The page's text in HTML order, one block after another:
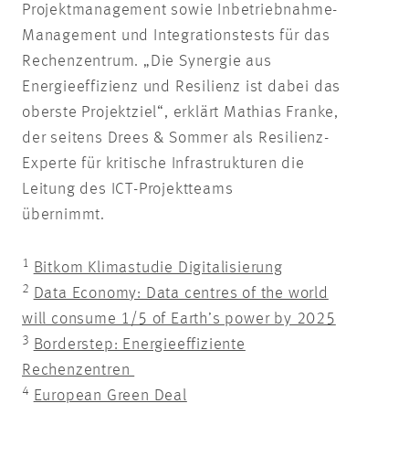
Projektmanagement sowie Inbetriebnahme-
Management und Integrationstests für das
Rechenzentrum. „Die Synergie aus
Energieeffizienz und Resilienz ist dabei das
oberste Projektziel“, erklärt Mathias Franke,
der seitens Drees & Sommer als Resilienz-
Experte für kritische Infrastrukturen die
Leitung des ICT-Projektteams
übernimmt.
1 Bitkom Klimastudie Digitalisierung
2
Data Economy: Data centres of the world
will consume 1/5 of Earth’s power by 2025
3
Borderstep: Energieeffiziente
Rechenzentren
4 European Green Deal